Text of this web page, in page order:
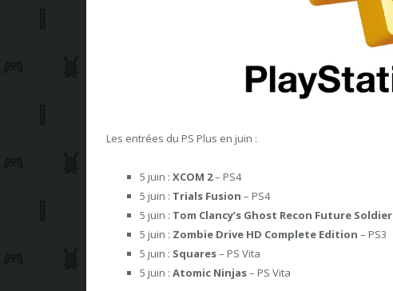
Les entrées du PS Plus en juin :
5 juin : XCOM 2– PS4
5 juin : Trials Fusion – PS4
5 juin : Tom Clancy’s Ghost Recon Future Soldier
5 juin : Zombie Drive HD Complete Edition – PS3
5 juin : Squares– PS Vita
5 juin : Atomic Ninjas– PS Vita